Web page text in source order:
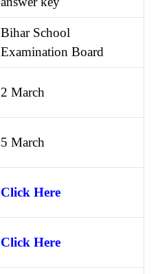
Bihar School
Examination Board
2 March
5 March
Click Here
Click Here